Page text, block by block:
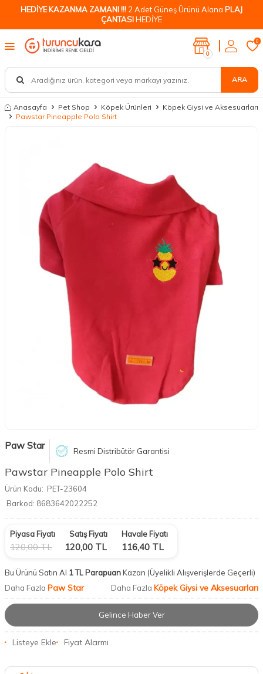
HEDİYE KAZANMA ZAMANI !!! 2 Adet Güneş Ürünü Alana PLAJ
ÇANTASIHEDİYE
ARA
0
0
Anasayfa Pet Shop Köpek Ürünleri
Köpek Giysi ve Aksesuarları
Pawstar Pineapple Polo Shirt
Paw Star Resmi Distribütör Garantisi
Pawstar Pineapple Polo Shirt
Ürün Kodu: PET-23604
Barkod: 8683642022252
Piyasa Fiyatı
120,00TL
Satış Fiyatı
120,00 TL
Havale Fiyatı
116,40 TL
Bu Ürünü Satın Al 1 TL ParapuanKazan (Üyelikli Alışverişlerde Geçerli)
Daha Fazla Paw Star Daha Fazla Köpek Giysi ve Aksesuarları
Gelince Haber Ver
Listeye Ekle Fiyat Alarmı